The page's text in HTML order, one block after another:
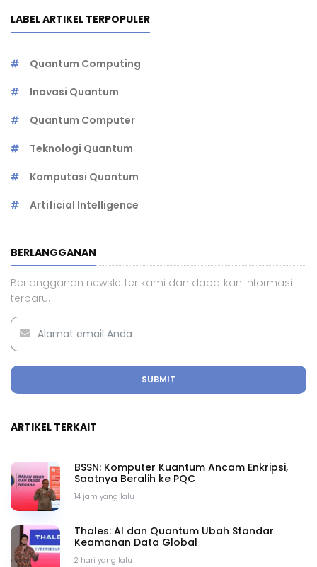
LABEL ARTIKEL TERPOPULER
Quantum Computing
Inovasi Quantum
Quantum Computer
Teknologi Quantum
Komputasi Quantum
Artificial Intelligence
BERLANGGANAN
Berlangganan newsletter kami dan dapatkan informasi
terbaru.
SUBMIT
ARTIKEL TERKAIT
14 jam yang lalu
BSSN: Komputer Kuantum Ancam Enkripsi,
Saatnya Beralih ke PQC
2 hari yang lalu
Thales: AI dan Quantum Ubah Standar
Keamanan Data Global